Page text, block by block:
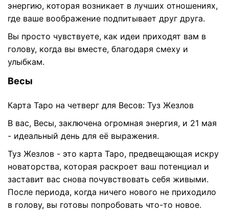
энергию, которая возникает в лучших отношениях,
где ваше воображение подпитывает друг друга.
Вы просто чувствуете, как идеи приходят вам в
голову, когда вы вместе, благодаря смеху и
улыбкам.
Весы
Карта Таро на четверг для Весов: Туз Жезлов
В вас, Весы, заключена огромная энергия, и 21 мая
- идеальный день для её выражения.
Туз Жезлов - это карта Таро, предвещающая искру
новаторства, которая раскроет ваш потенциал и
заставит вас снова почувствовать себя живыми.
После периода, когда ничего нового не приходило
в голову, вы готовы попробовать что-то новое.